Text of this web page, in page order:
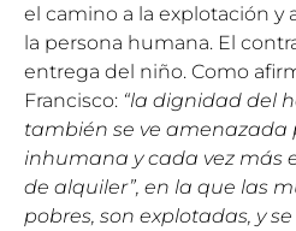
el camino a la explotación y
la persona humana. El
entrega del niño. Como
Francisco: “la dignidad del
también se ve amenazada
inhumana y cada vez más
de alquiler”, en la que las
pobres, son explotadas, y